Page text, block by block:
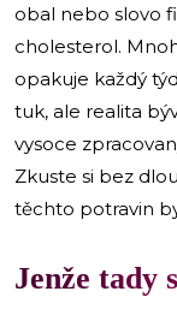
obal nebo slovo
cholesterol.
opakuje každý
tuk, ale realita
vysoce
Zkuste si bez
těchto potravin
Jenže tady